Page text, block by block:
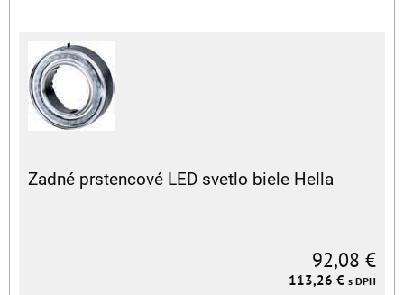
Zadné prstencové LED svetlo biele Hella
92,08 €
113,26 € s DPH